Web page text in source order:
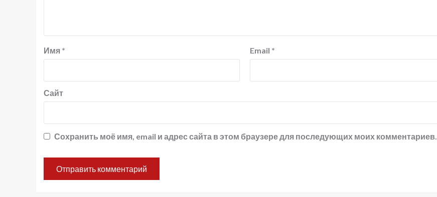
Имя * Email *
Сайт
Сохранить моё имя, email и адрес сайта в этом браузере для последующих моих комментариев.